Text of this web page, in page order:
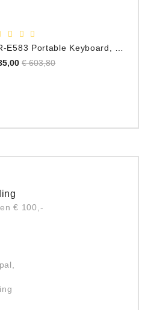
Normale
€ 603,80Prijs
€ 100,-